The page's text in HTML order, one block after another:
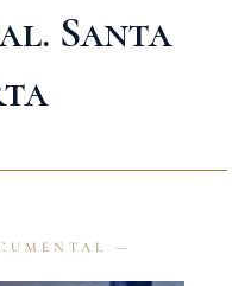
Santa